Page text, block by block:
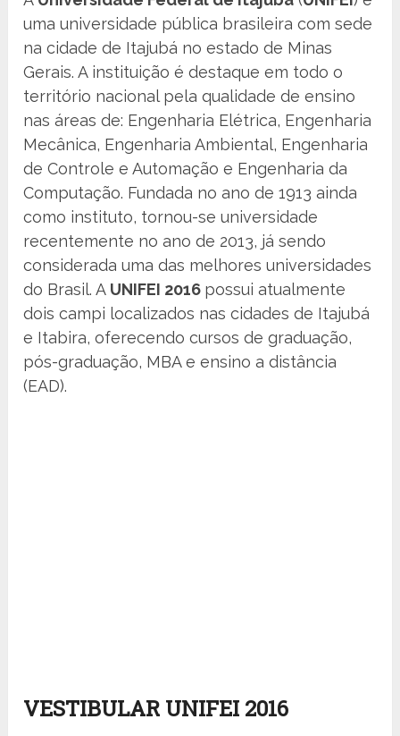
uma universidade pública brasileira com sede
na cidade de Itajubá no estado de Minas
Gerais. A instituição é destaque em todo o
território nacional pela qualidade de ensino
nas áreas de: Engenharia Elétrica, Engenharia
Mecânica, Engenharia Ambiental, Engenharia
de Controle e Automação e Engenharia da
Computação. Fundada no ano de 1913 ainda
como instituto, tornou-se universidade
recentemente no ano de 2013, já sendo
considerada uma das melhores universidades
do Brasil. A UNIFEI 2016 possui atualmente
dois campi localizados nas cidades de Itajubá
e Itabira, oferecendo cursos de graduação,
pós-graduação, MBA e ensino a distância
(EAD).
VESTIBULAR UNIFEI 2016